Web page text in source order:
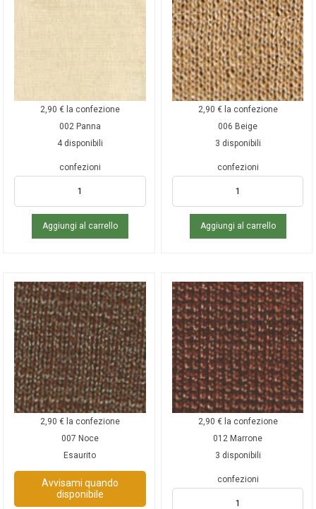
2,90 € la confezione
002 Panna
4 disponibili
confezioni
Aggiungi al carrello
2,90 € la confezione
006 Beige
3 disponibili
confezioni
Aggiungi al carrello
2,90 € la confezione
007 Noce
Esaurito
Avvisami quando
disponibile
2,90 € la confezione
012 Marrone
3 disponibili
confezioni